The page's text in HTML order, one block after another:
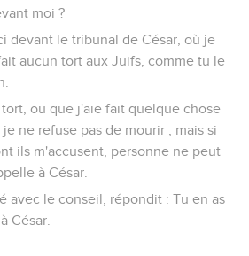
toi sur tes pieds : car je te suis
pour serviteur et témoin, et des
de celles pour la révélation
du peuple et des nations vers
pour qu'ils se tournent des
du pouvoir de Satan à Dieu ; pour
des péchés et une part avec